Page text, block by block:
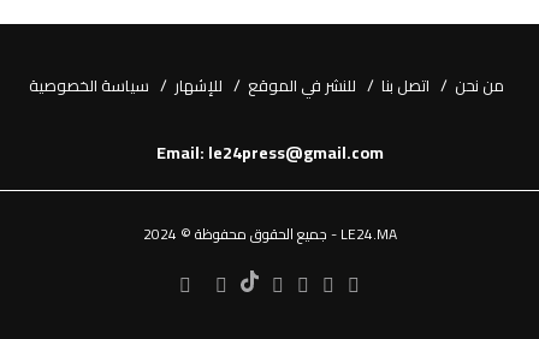
من نحن اتصل بنا للنشر في الموقع للإشهار سياسة الخصوصية
Email: le24press@gmail.com
LE24.MA - جميع الحقوق محفوظة © 2024